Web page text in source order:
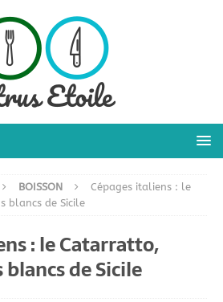
BOISSON
Cépages italiens : le
blancs de Sicile
: le Catarratto,
de Sicile